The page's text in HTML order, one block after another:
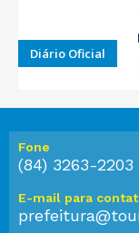
Diário Oficial
Fone
(84) 3263-2203
E-mail para